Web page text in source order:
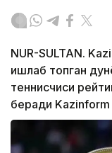
NUR-SULTAN.
ишлаб топган
теннисчиси
беради Kazinform